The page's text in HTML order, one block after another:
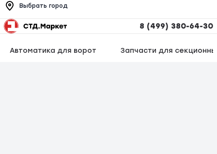
Выбрать город
8 (499) 380-64-30
Автоматика для ворот Запчасти для